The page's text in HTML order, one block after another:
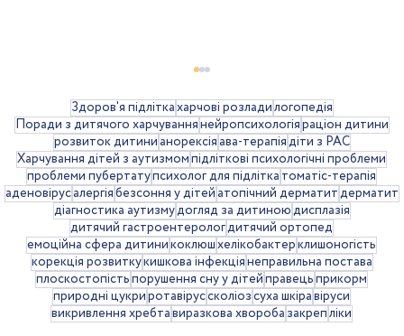
Святкові ритуали і традиції для
розвитку дитини
Здоров'я підліткахарчові розладилогопедія
Поради з дитячого харчуваннянейропсихологіяраціон дитини
розвиток дитинианорексіяава-терапіядіти з РАС
Харчування дітей з аутизмомпідліткові психологічні проблеми
проблеми пубертатупсихолог для підлітка томатіс-терапія
аденовірусалергіябезсоння у дітейатопічний дерматитдерматит
діагностика аутизмудогляд за дитиноюдисплазія
дитячий гастроентерологдитячий ортопед
емоційна сфера дитиникоклюшхелікобактерклишоногість
корекція розвиткукишкова інфекціянеправильна постава
плоскостопістьпорушення сну у дітейправецьприкорм
природні цукриротавіруссколіозсуха шкіравіруси
викривлення хребтавиразкова хвороба закрепліки